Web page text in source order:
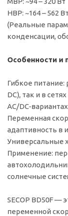
HBP: ~164 – 562 Вт
(Реальные
конденсации,
Особенности и
Гибкое питание:
DC), так и в
AC/
Переменная
адаптивность в
Универсальные
Применение:
солнечные
SECOP BD50F —
переменной